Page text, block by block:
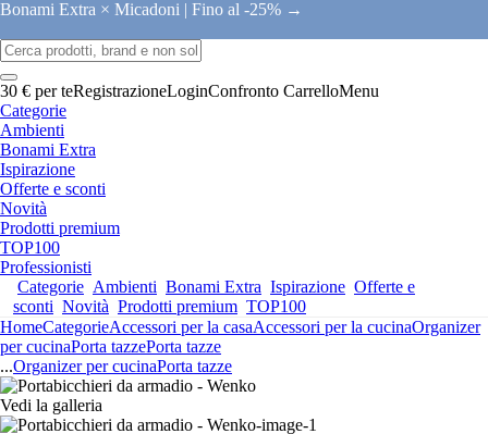
Bonami Extra × Micadoni | Fino al -25% →
30 € per teRegistrazioneLoginConfronto CarrelloMenu
Categorie
Ambienti
Bonami Extra
Ispirazione
Offerte e sconti
Novità
Prodotti premium
TOP100
Professionisti
Categorie Ambienti Bonami Extra Ispirazione Offerte e
sconti Novità Prodotti premium TOP100
HomeCategorieAccessori per la casaAccessori per la cucinaOrganizer
per cucinaPorta tazzePorta tazze
...Organizer per cucinaPorta tazze
Vedi la galleria